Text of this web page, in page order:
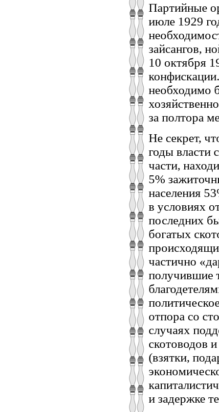
Партийные
июле 1929
зайсангов,
10 октября
необходимо
за полтора
Не секрет,
годы власти
части,
5%
населения
в условиях
последних
богатых
частично
получившие
отпора со
случаях
скотоводов
(взятки,
и задержке